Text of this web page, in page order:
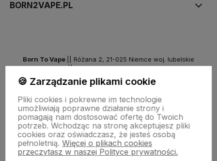
BORN2VAPE.PL
Born To Vape
|| Różana 2, 21-025 Niemce woj. lubelskie
NIP: 7141861133 || E:kontakt@born2vape.plT:665 744 477
🍪 Zarządzanie plikami cookie
Pliki cookies i pokrewne im technologie
umożliwiają poprawne działanie strony i
pomagają nam dostosować ofertę do Twoich
potrzeb. Wchodząc na stronę akceptujesz pliki
cookies oraz oświadczasz, że jesteś osobą
pełnoletnią. Więcej o plikach cookies
przeczytasz w naszej Polityce prywatności.